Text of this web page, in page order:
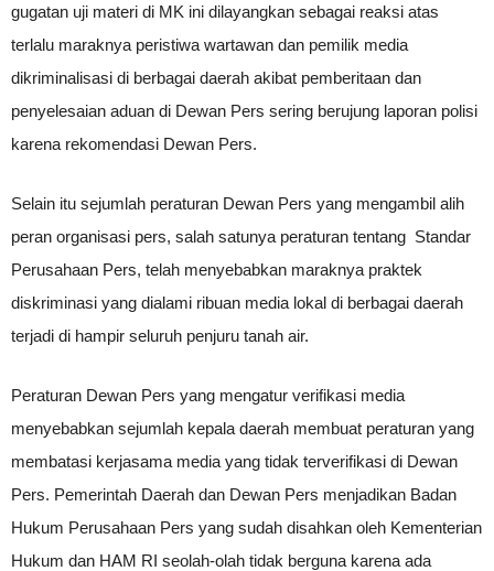
gugatan uji materi di MK ini dilayangkan sebagai reaksi atas
terlalu maraknya peristiwa wartawan dan pemilik media
dikriminalisasi di berbagai daerah akibat pemberitaan dan
penyelesaian aduan di Dewan Pers sering berujung laporan polisi
karena rekomendasi Dewan Pers.
Selain itu sejumlah peraturan Dewan Pers yang mengambil alih
peran organisasi pers, salah satunya peraturan tentang Standar
Perusahaan Pers, telah menyebabkan maraknya praktek
diskriminasi yang dialami ribuan media lokal di berbagai daerah
terjadi di hampir seluruh penjuru tanah air.
Peraturan Dewan Pers yang mengatur verifikasi media
menyebabkan sejumlah kepala daerah membuat peraturan yang
membatasi kerjasama media yang tidak terverifikasi di Dewan
Pers. Pemerintah Daerah dan Dewan Pers menjadikan Badan
Hukum Perusahaan Pers yang sudah disahkan oleh Kementerian
Hukum dan HAM RI seolah-olah tidak berguna karena ada